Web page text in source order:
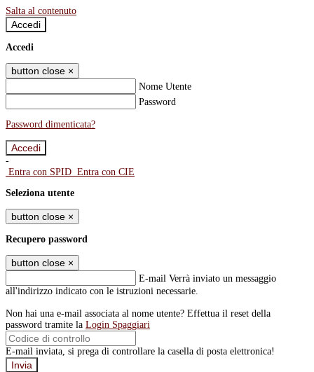
Salta al contenuto
Accedi
Accedi
button close ×
Nome Utente
Password
Password dimenticata?
-
Entra con SPID Entra con CIE
Seleziona utente
button close ×
Recupero password
button close ×
E-mail Verrà inviato un messaggio
all'indirizzo indicato con le istruzioni necessarie.
Non hai una e-mail associata al nome utente? Effettua il reset della
password tramite la Login Spaggiari
E-mail inviata, si prega di controllare la casella di posta elettronica!